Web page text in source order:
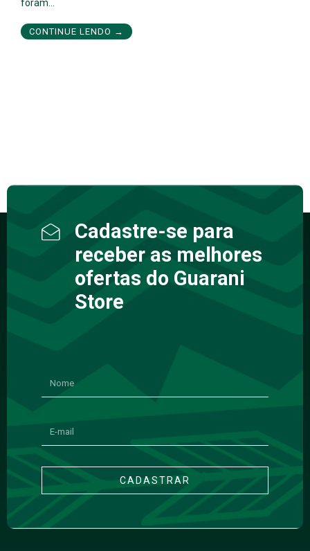
foram…
CONTINUE LENDO →
Cadastre-se para
receber as melhores
ofertas do Guarani
Store
CADASTRAR